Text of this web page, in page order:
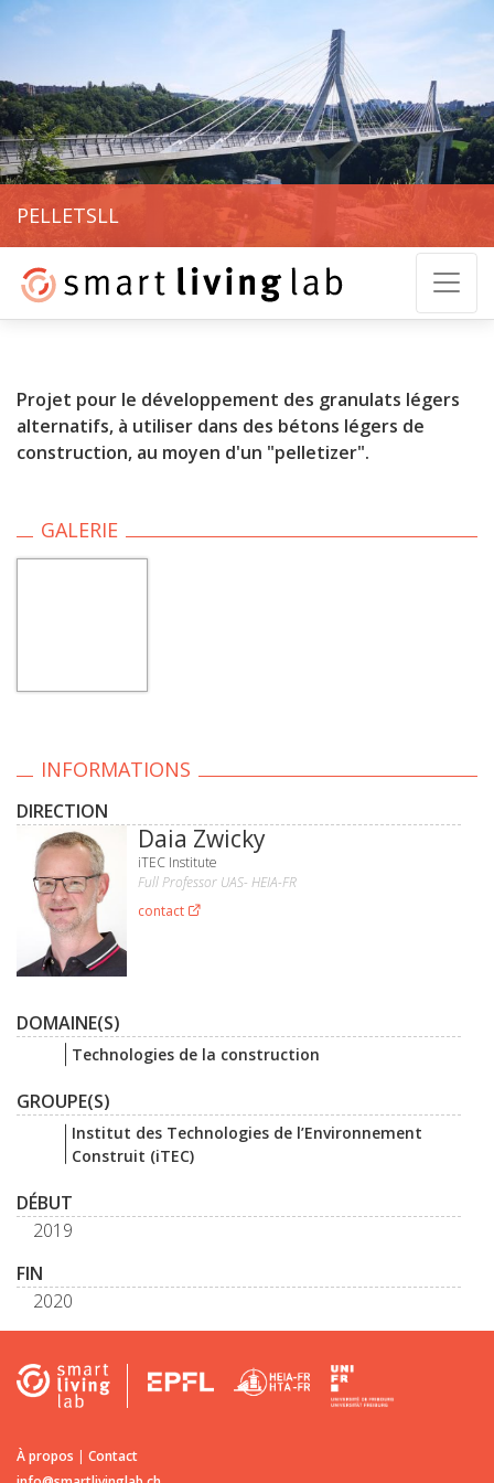
PELLETSLL
Projet pour le développement des granulats légers
alternatifs, à utiliser dans des bétons légers de
construction, au moyen d'un "pelletizer".
GALERIE
INFORMATIONS
DIRECTION
Daia Zwicky
iTEC Institute
Full Professor UAS- HEIA-FR
contact
DOMAINE(S)
Technologies de la construction
GROUPE(S)
Institut des Technologies de l’Environnement
Construit (iTEC)
DÉBUT
2019
FIN
2020
À propos | Contact